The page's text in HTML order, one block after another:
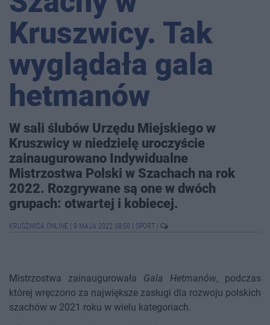
Kruszwicy. Tak
wyglądała gala
hetmanów
W sali ślubów Urzędu Miejskiego w
Kruszwicy w niedzielę uroczyście
zainaugurowano Indywidualne
Mistrzostwa Polski w Szachach na rok
2022. Rozgrywane są one w dwóch
grupach: otwartej i kobiecej.
KRUSZWICA.ONLINE 9 MAJA 2022 08:50 SPORT
Mistrzostwa zainaugurowała Gala Hetmanów, podczas
której wręczono za największe zasługi dla rozwoju polskich
szachów w 2021 roku w wielu kategoriach.